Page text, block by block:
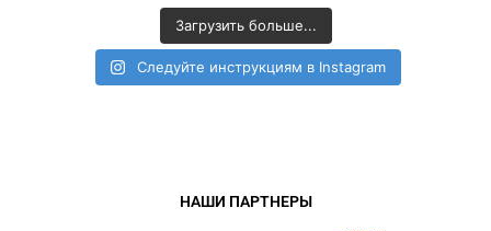
Загрузить больше...
Следуйте инструкциям в Instagram
НАШИ ПАРТНЕРЫ